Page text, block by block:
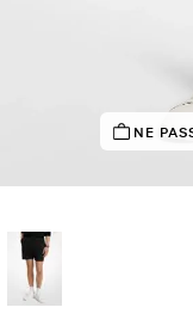
NE